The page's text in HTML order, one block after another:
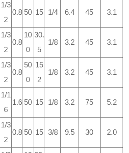
1/3
2
0.8 50 15 1/4 6.4 45 3.1
1/3
2
0.8
10
0
30.
5
1/8 3.2 45 3.1
1/3
2
0.8
50
0
15
2
1/8 3.2 45 3.1
1/1
6
1.6 50 15 1/8 3.2 75 5.2
1/3
2
0.8 50 15 3/8 9.5 30 2.0